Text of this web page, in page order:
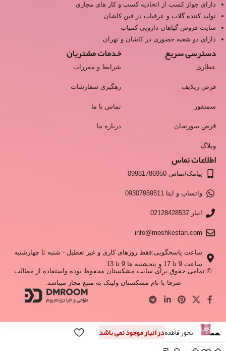
دارای جواز کسب از اتحادیه کسب و کار های مجازی
تولید کننده گلاب و عرقیات در فین کاشان
سایت فروش گیاهان دارویی کمیاب
دارای دو شعبه حضوری در کاشان و تهران
دسترسی سریع
عطاری
قرص ریلایف
سمنقور
قرص سورنجان
وبلاگ
خدمات مشتریان
شرایط و مقررات
رهگیری سفارشات
تماس با ما
درباره ما
اطلاعات تماس
پیامک/تماس 09981786950
واتساپ و ایتا 09307959511
انبار 02128428537
info@moshkestan.com
ساعت پاسخگویی:فقط روزهای کاری و غیر تعطیل - شنبه تا چهارشنبه
ساعت 9 تا 17 و پنجشنبه ها 9 تا 13
© تمامی حقوق برای سایت مشکستان محفوظ بوده واستفاده از مطالب
صرفا با نام مشکستان ولینک به منبع مجاز میباشد.
بخور فاطمهدر انبار موجود نمی باشد